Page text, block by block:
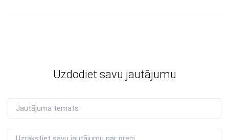
Uzdodiet savu jautājumu